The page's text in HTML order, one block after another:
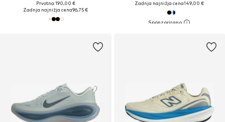
Prvotno: 190,00 €
Zadnja najnižja cena96,75 €
Zadnja najnižja cena149,00 €